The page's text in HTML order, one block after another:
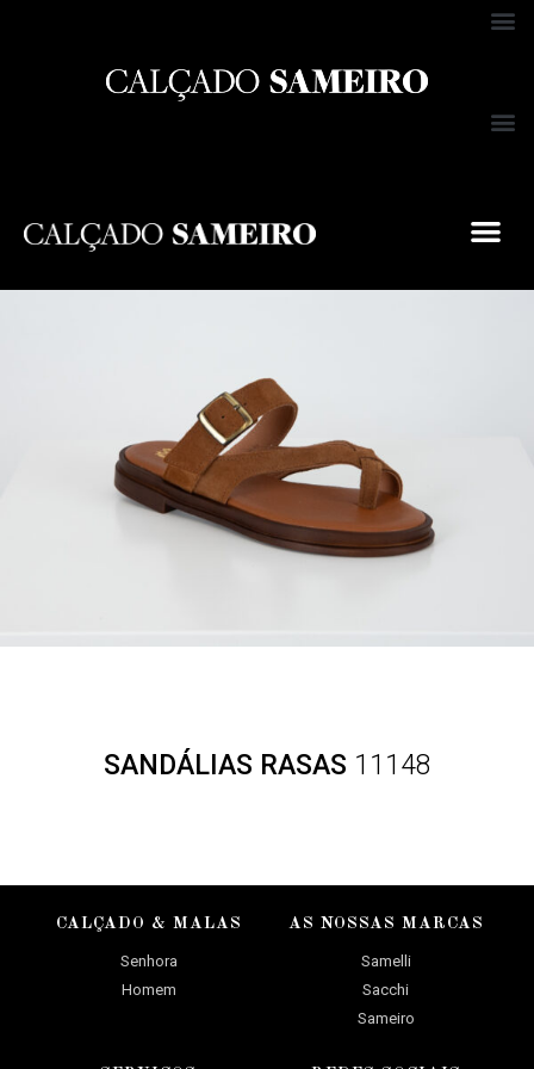
SANDÁLIAS RASAS 11148
CALÇADO & MALAS
Senhora
Homem
AS NOSSAS MARCAS
Samelli
Sacchi
Sameiro